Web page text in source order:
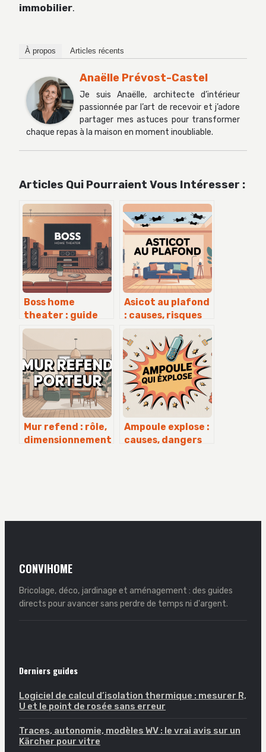
immobilier.
À propos Articles récents
Anaëlle Prévost-Castel
Je suis Anaëlle, architecte d’intérieur
passionnée par l’art de recevoir et j’adore
partager mes astuces pour transformer
chaque repas à la maison en moment inoubliable.
Articles Qui Pourraient Vous Intéresser :
Boss home
theater : guide
complet pour
choisir, installer
et optimiser
Asicot au plafond
: causes, risques
et solutions
efficaces
Mur refend : rôle,
dimensionnement
Ampoule explose :
causes, dangers
CONVIHOME
Bricolage, déco, jardinage et aménagement : des guides
directs pour avancer sans perdre de temps ni d'argent.
Derniers guides
Logiciel de calcul d’isolation thermique : mesurer R,
U et le point de rosée sans erreur
Traces, autonomie, modèles WV : le vrai avis sur un
Kärcher pour vitre